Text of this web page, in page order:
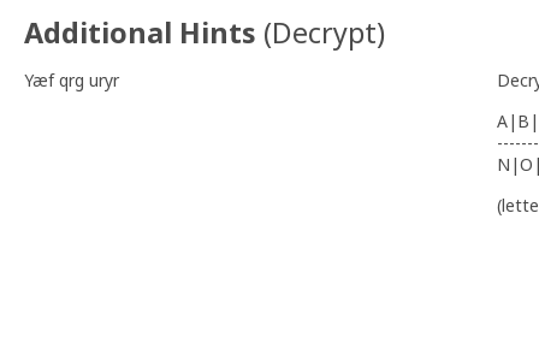
Additional Hints (Decrypt)
Yæf qrg uryr